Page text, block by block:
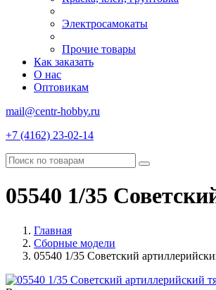
Электросамокаты
Прочие товары
Как заказать
О нас
Оптовикам
mail@centr-hobby.ru
+7 (4162) 23-02-14
05540 1/35
Главная
Сборные модели
05540 1/35 Советский